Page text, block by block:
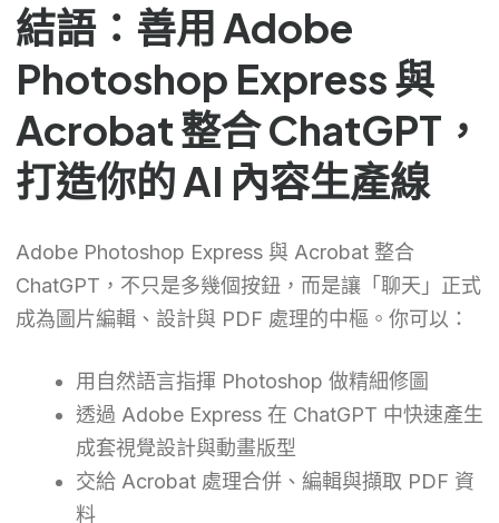
結語：善用 Adobe
Photoshop Express 與
Acrobat 整合 ChatGPT，
打造你的 AI 內容生產線
Adobe Photoshop Express 與 Acrobat 整合
ChatGPT，不只是多幾個按鈕，而是讓「聊天」正式
成為圖片編輯、設計與 PDF 處理的中樞。你可以：
用自然語言指揮 Photoshop 做精細修圖
透過 Adobe Express 在 ChatGPT 中快速產生
成套視覺設計與動畫版型
交給 Acrobat 處理合併、編輯與擷取 PDF 資
料